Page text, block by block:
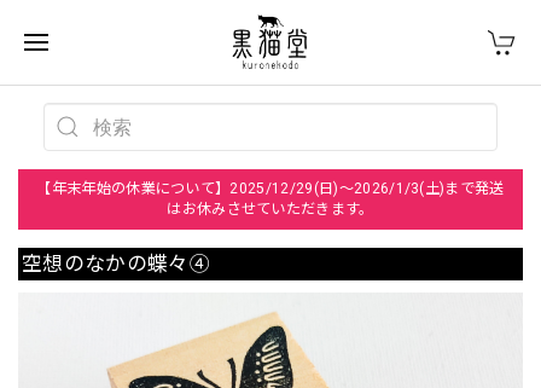
【年末年始の休業について】2025/12/29(日)～2026/1/3(土)まで発送
はお休みさせていただきます。
空想のなかの蝶々④